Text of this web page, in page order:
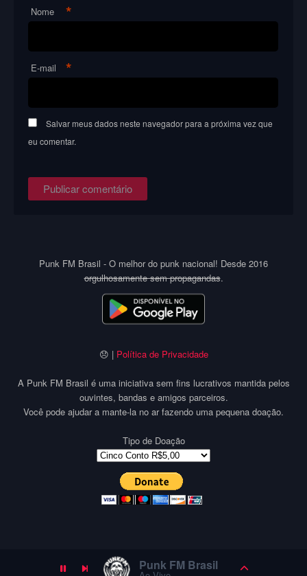
Nome *
E-mail *
Salvar meus dados neste navegador para a próxima vez que
eu comentar.
Punk FM Brasil - O melhor do punk nacional! Desde 2016
orgulhosamente sem propagandas.
😞 | Política de Privacidade
A Punk FM Brasil é uma iniciativa sem fins lucrativos mantida pelos
ouvintes, bandas e amigos parceiros.
Você pode ajudar a mante-la no ar fazendo uma pequena doação.
Tipo de Doação
Punk FM Brasil